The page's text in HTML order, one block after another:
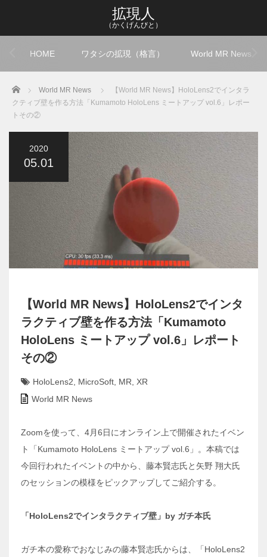
拡現人
（かくげんびと）
HOME ワタシの拡現（格言） World MR News
Home World MR News
【World MR News】HoloLens2でインタラ
クティブ壁を作る方法「Kumamoto HoloLens ミートアップ vol.6」レポー
トその②
2020
05.01
【World MR News】HoloLens2でインタ
ラクティブ壁を作る方法「Kumamoto
HoloLens ミートアップ vol.6」レポート
その②
HoloLens2 MicroSoft MR
XR
World MR News
Zoomを使って、4月6日にオンライン上で開催されたイベン
ト「Kumamoto HoloLens ミートアップ vol.6」。本稿では
今回行われたイベントの中から、藤本賢志氏と矢野 翔大氏
のセッションの模様をピックアップしてご紹介する。
「HoloLens2でインタラクティブ壁」by ガチ本氏
ガチ本の愛称でおなじみの藤本賢志氏からは、「HoloLens2